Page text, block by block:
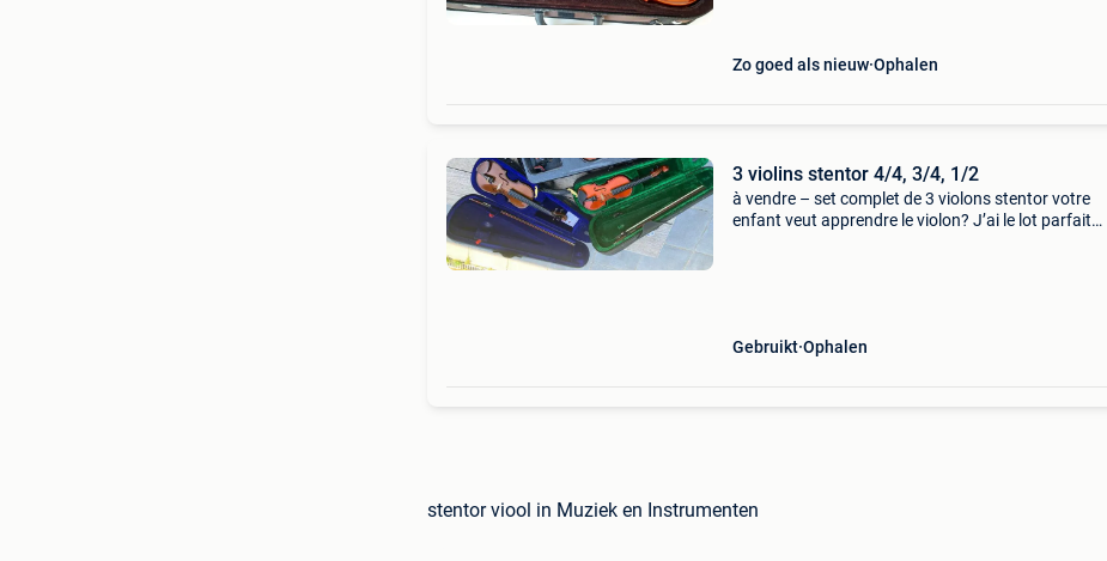
Zo goed als nieuw Ophalen
3 violins stentor 4/4, 3/4, 1/2
à vendre – set complet de 3 violons stentor votre
enfant veut apprendre le violon? J’ai le lot parfait
Gebruikt Ophalen
stentor viool in Muziek en Instrumenten